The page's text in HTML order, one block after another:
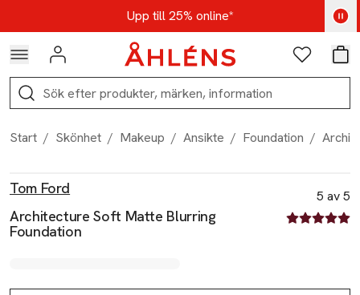
Hoppa till navigationsmenynUpp till 25% online*
Kod: AUG25 - Shoppa nu
Logga in Favoriter
Sök
Start / Skönhet / Makeup / Ansikte / Foundation /
Tom Ford
Architecture Soft Matte Blurring
Foundation
5 av 5
5 av fem